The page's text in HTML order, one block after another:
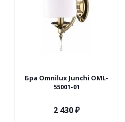
Бра Omnilux Junchi OML-
55001-01
2 430₽